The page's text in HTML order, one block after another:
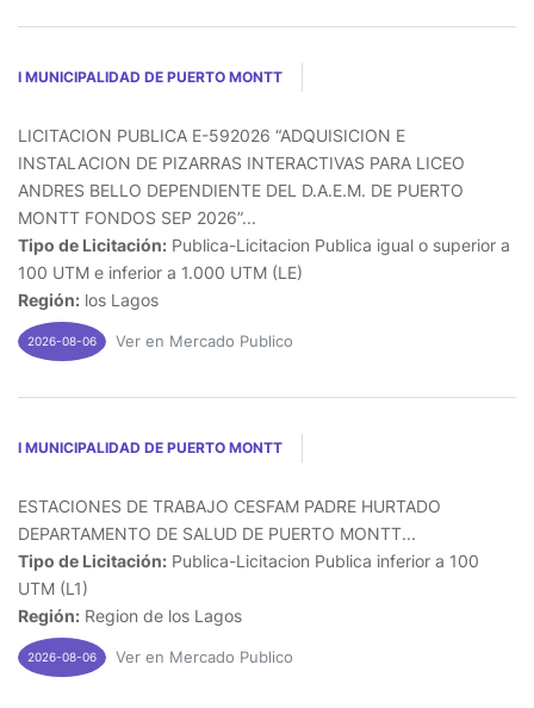
I MUNICIPALIDAD DE PUERTO MONTT
LICITACION PUBLICA E-592026 “ADQUISICION E
INSTALACION DE PIZARRAS INTERACTIVAS PARA LICEO
ANDRES BELLO DEPENDIENTE DEL D.A.E.M. DE PUERTO
MONTT FONDOS SEP 2026”...
Tipo de Licitación: Publica-Licitacion Publica igual o superior a
100 UTM e inferior a 1.000 UTM (LE)
Región: los Lagos
2026-08-06 Ver en Mercado Publico
I MUNICIPALIDAD DE PUERTO MONTT
ESTACIONES DE TRABAJO CESFAM PADRE HURTADO
DEPARTAMENTO DE SALUD DE PUERTO MONTT...
Tipo de Licitación: Publica-Licitacion Publica inferior a 100
UTM (L1)
Región: Region de los Lagos
2026-08-06 Ver en Mercado Publico